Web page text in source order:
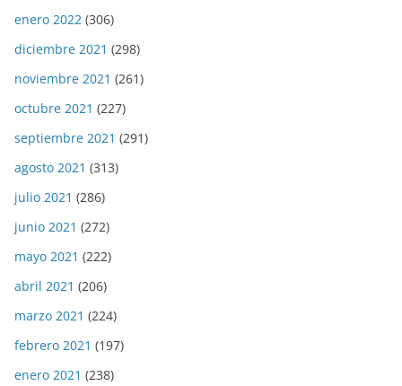
enero 2022 (306)
diciembre 2021 (298)
noviembre 2021 (261)
octubre 2021 (227)
septiembre 2021 (291)
agosto 2021 (313)
julio 2021 (286)
junio 2021 (272)
mayo 2021 (222)
abril 2021 (206)
marzo 2021 (224)
febrero 2021 (197)
enero 2021 (238)